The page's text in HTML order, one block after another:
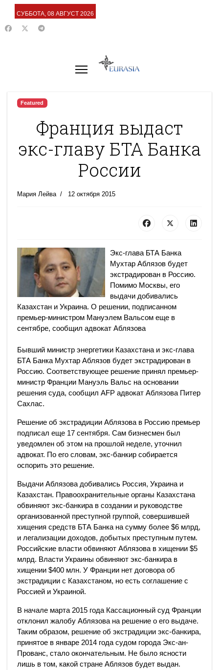
СУББОТА, 08 АВГУСТ 2026
Featured
Франция выдаст
экс-главу БТА Банка
России
Мария Лейва 12 октября 2015
Экс-глава БТА Банка
Мухтар Аблязов будет
экстрадирован в Россию.
Помимо Москвы, его
выдачи добивались
Казахстан и Украина. О решении, подписанном
премьер-министром Мануэлем Вальсом еще в
сентябре, сообщил адвокат Аблязова
Бывший министр энергетики Казахстана и экс-глава
БТА Банка Мухтар Аблязов будет экстрадирован в
Россию. Соответствующее решение принял премьер-
министр Франции Мануэль Вальс на основании
решения суда, сообщил AFP адвокат Аблязова Питер
Сахлас.
Решение об экстрадиции Аблязова в Россию премьер
подписал еще 17 сентября. Сам бизнесмен был
уведомлен об этом на прошлой неделе, уточнил
адвокат. По его словам, экс-банкир собирается
оспорить это решение.
Выдачи Аблязова добивались Россия, Украина и
Казахстан. Правоохранительные органы Казахстана
обвиняют экс-банкира в создании и руководстве
организованной преступной группой, совершившей
хищения средств БТА Банка на сумму более $6 млрд,
и легализации доходов, добытых преступным путем.
Российские власти обвиняют Аблязова в хищении $5
млрд. Власти Украины обвиняют экс-банкира в
хищении $400 млн. У Франции нет договора об
экстрадиции с Казахстаном, но есть соглашение с
Россией и Украиной.
В начале марта 2015 года Кассационный суд Франции
отклонил жалобу Аблязова на решение о его выдаче.
Таким образом, решение об экстрадиции экс-банкира,
принятое в январе 2014 года судом города Экс-ан-
Прованс, стало окончательным. Не было ясности
лишь в том, какой стране Аблязов будет выдан.